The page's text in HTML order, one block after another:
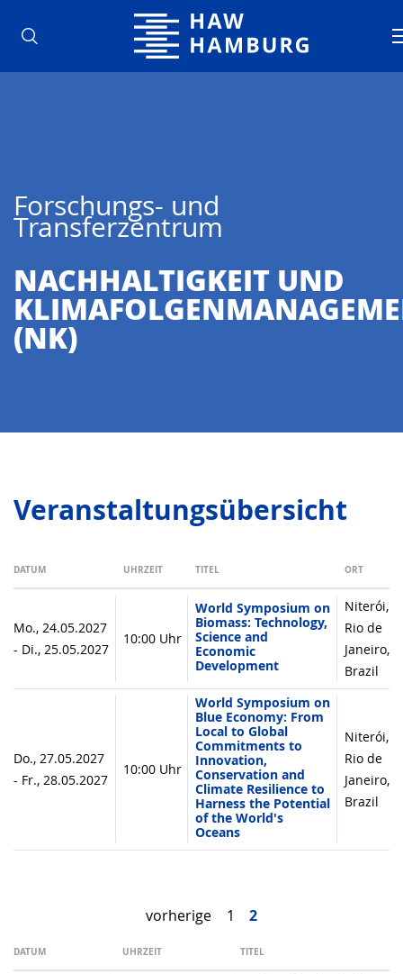
Hochschule für Angewandte
Forschungs- und
Transferzentrum
NACHHALTIG­KEIT UND
(NK)
Veranstaltungsübersicht
DATUM UHRZEIT TITEL ORT
Mo., 24.05.2027
- Di., 25.05.2027
10:00 Uhr
World Symposium on
Biomass: Technology,
Science and
Economic
Development
Niterói,
Rio de
Janeiro,
Brazil
Do., 27.05.2027
- Fr., 28.05.2027
10:00 Uhr
World Symposium on
Blue Economy: From
Local to Global
Commitments to
Innovation,
Conservation and
Climate Resilience to
Harness the Potential
of the World's
Oceans
Niterói,
Rio de
Janeiro,
Brazil
vorherige 1 2
DATUM UHRZEIT TITEL